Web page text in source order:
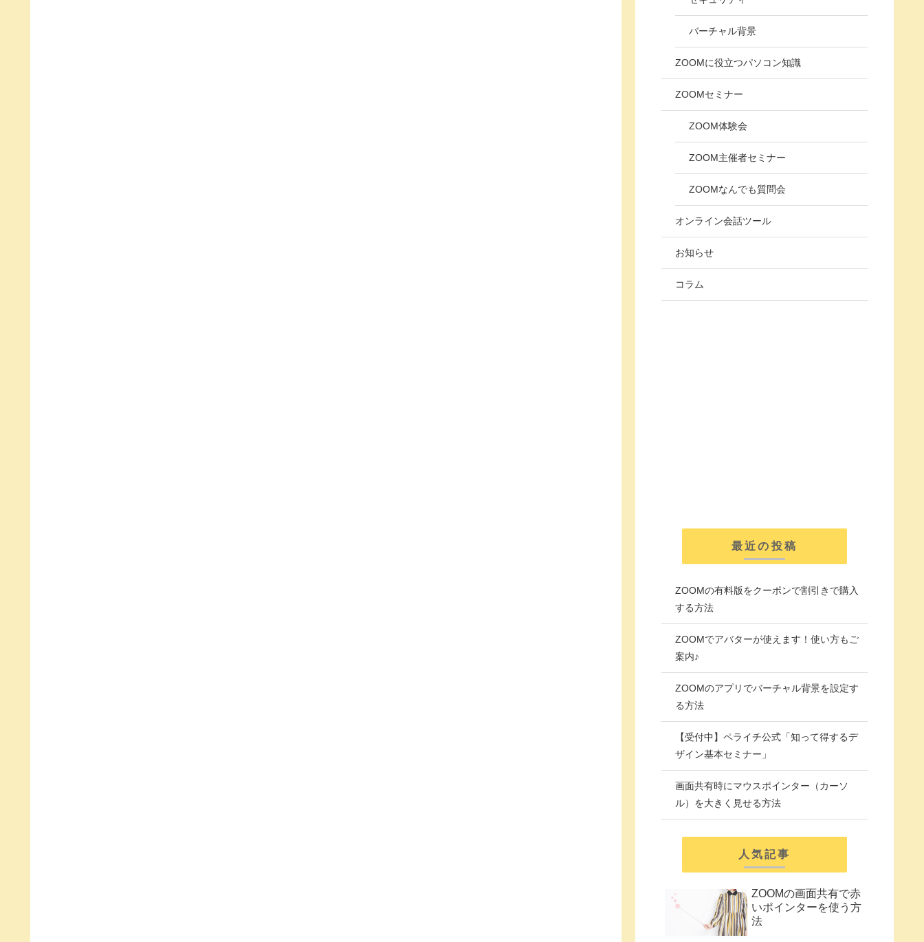
バーチャル背景
ZOOMに役立つパソコン知識
ZOOMセミナー
ZOOM体験会
ZOOM主催者セミナー
ZOOMなんでも質問会
オンライン会話ツール
お知らせ
コラム
最近の投稿
ZOOMの有料版をクーポンで割引きで購入
する方法
ZOOMでアバターが使えます！使い方もご
案内♪
ZOOMのアプリでバーチャル背景を設定す
る方法
【受付中】ペライチ公式「知って得するデ
ザイン基本セミナー」
画面共有時にマウスポインター（カーソ
ル）を大きく見せる方法
人気記事
ZOOMの画面共有で赤
いポインターを使う方
法